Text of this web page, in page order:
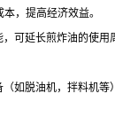
，提高经济效益。
可延长煎炸油的使用
如脱油机，拌料机等